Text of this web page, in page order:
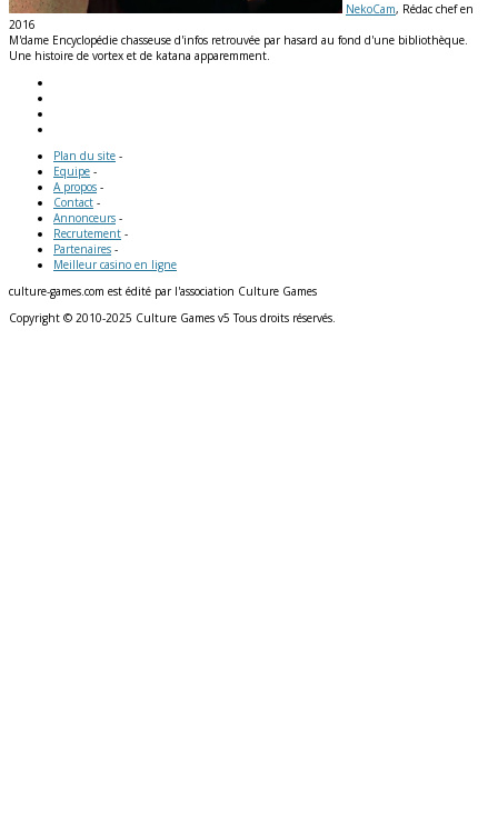
NekoCam, Rédac chef en
2016
M'dame Encyclopédie chasseuse d'infos retrouvée par hasard au fond d'une bibliothèque.
Une histoire de vortex et de katana apparemment.
Plan du site -
Equipe -
A propos -
Contact -
Annonceurs -
Recrutement -
Partenaires -
Meilleur casino en ligne
culture-games.com est édité par l'association Culture Games
Copyright © 2010-2025 Culture Games v5 Tous droits réservés.